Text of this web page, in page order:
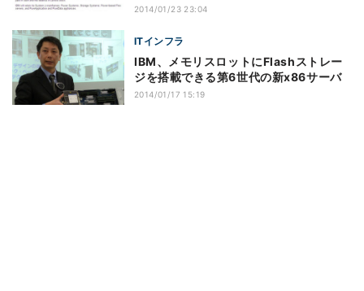
2014/01/23 23:04
ITインフラ
IBM、メモリスロットにFlashストレー
ジを搭載できる第6世代の新x86サーバ
2014/01/17 15:19